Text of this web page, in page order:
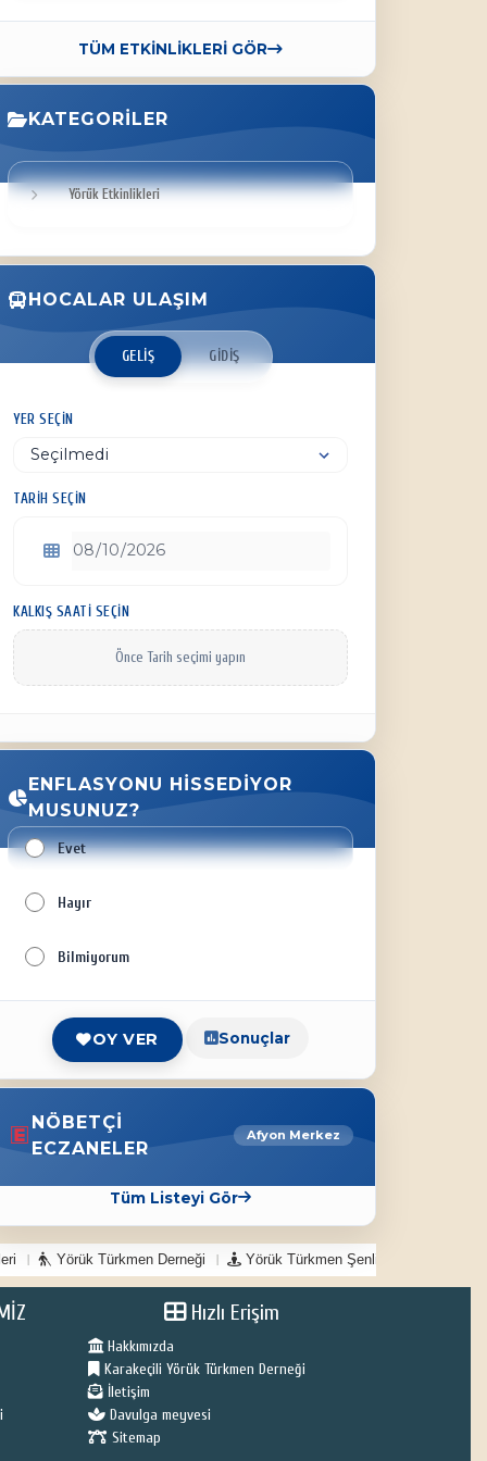
TÜM ETKİNLİKLERİ GÖR
KATEGORILER
Yörük Etkinlikleri
HOCALAR ULAŞIM
GELIŞ GIDIŞ
YER SEÇIN
TARIH SEÇIN
KALKIŞ SAATI SEÇIN
Önce Tarih seçimi yapın
ENFLASYONU HISSEDIYOR
MUSUNUZ?
Evet
Hayır
Bilmiyorum
OY VER Sonuçlar
NÖBETÇI
ECZANELER
Afyon Merkez
Tüm Listeyi Gör
Yörük Türkmen Derneği Yörük Türkmen Şenlikleri
Hızlı Erişim
Hakkımızda
Karakeçili Yörük Türkmen Derneği
İletişim
Davulga meyvesi
Sitemap